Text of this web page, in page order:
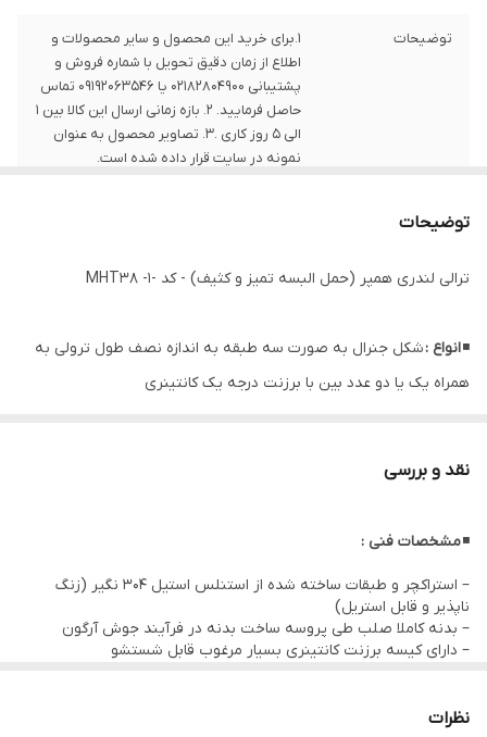
توضیحات
1.برای خرید این محصول و سایر محصولات و
اطلاع از زمان دقیق تحویل با شماره فروش و
پشتیبانی 02182804900 یا 09192063546 تماس
حاصل فرمایید. 2. بازه زمانی ارسال این کالا بین 1
الی 5 روز کاری .3. تصاویر محصول به عنوان
نمونه در سایت قرار داده شده است.
توضیحات
ترالی لندری همپر (حمل البسه تمیز و کثیف) - کد -MHT38 -1
◾انواع :شکل جنرال به صورت سه طبقه به اندازه نصف طول ترولی به
همراه یک یا دو عدد بین با برزنت درجه یک کانتینری
نقد و بررسی
◾مشخصات فنی :
– استراکچر و طبقات ساخته شده از استنلس استیل 304 نگیر (زنگ
ناپذیر و قابل استریل)
– بدنه کاملا صلب طی پروسه ساخت بدنه در فرآیند جوش آرگون
– دارای کیسه برزنت کانتینری بسیار مرغوب قابل شستشو
◾ملحقات :
نظرات